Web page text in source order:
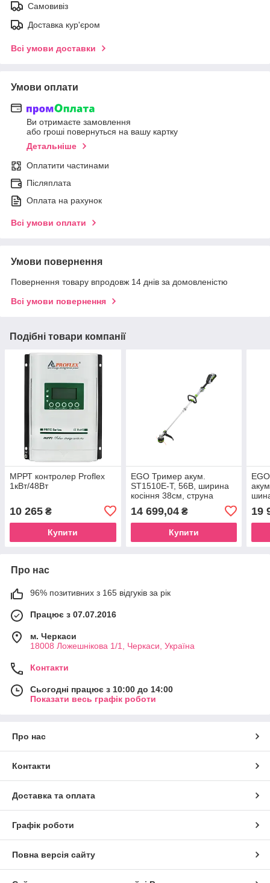
Самовивіз
Доставка кур'єром
Всі умови доставки
Умови оплати
Ви отримаєте замовлення
або гроші повернуться на вашу картку
Детальніше
Оплатити частинами
Післяплата
Оплата на рахунок
Всі умови оплати
Умови повернення
Повернення товару впродовж 14 днів за домовленістю
Всі умови повернення
Подібні товари компанії
МРРТ контролер Proflex
1кВт/48Вт
10 265 ₴
Купити
EGO Тример акум.
ST1510E-T, 56В, ширина
косіння 38см, струна
2,4мм, роз`ємна штанга,
КАРКАС
14 699,04₴
Купити
19
Про нас
96% позитивних з 165 відгуків за рік
Працює з 07.07.2016
м. Черкаси
18008 Ложешнікова 1/1, Черкаси, Україна
Контакти
Сьогодні працює з 10:00 до 14:00
Показати весь графік роботи
Про нас
Контакти
Доставка та оплата
Графік роботи
Повна версія сайту